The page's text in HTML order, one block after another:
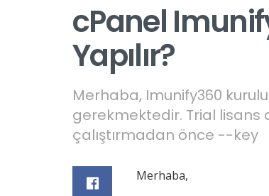
cPanel
Yapılır?
Merhaba, Imunify360
gerekmektedir. Trial lisans
çalıştırmadan önce --key
Merhaba,